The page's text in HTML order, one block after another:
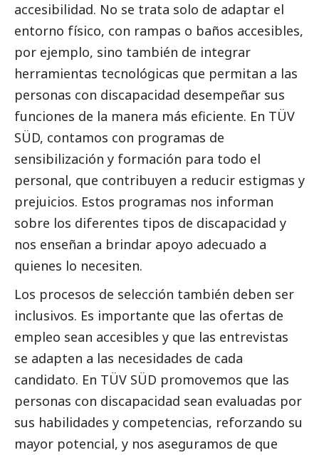
accesibilidad. No se trata solo de adaptar el
entorno físico, con rampas o baños accesibles,
por ejemplo, sino también de integrar
herramientas tecnológicas que permitan a las
personas con discapacidad desempeñar sus
funciones de la manera más eficiente. En TÜV
SÜD, contamos con programas de
sensibilización y formación para todo el
personal, que contribuyen a reducir estigmas y
prejuicios. Estos programas nos informan
sobre los diferentes tipos de discapacidad y
nos enseñan a brindar apoyo adecuado a
quienes lo necesiten.
Los procesos de selección también deben ser
inclusivos. Es importante que las ofertas de
empleo sean accesibles y que las entrevistas
se adapten a las necesidades de cada
candidato. En TÜV SÜD promovemos que las
personas con discapacidad sean evaluadas por
sus habilidades y competencias, reforzando su
mayor potencial, y nos aseguramos de que